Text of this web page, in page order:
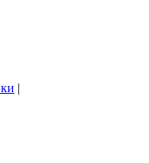
|